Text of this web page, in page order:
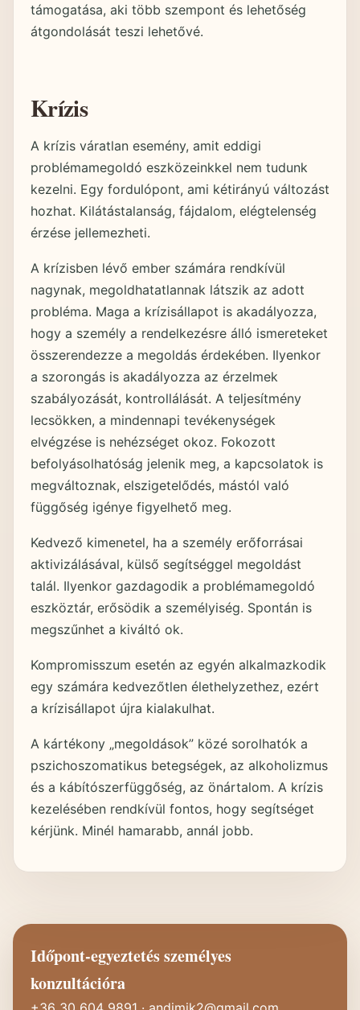
támogatása, aki több szempont és lehetőség
átgondolását teszi lehetővé.
Krízis
A krízis váratlan esemény, amit eddigi
problémamegoldó eszközeinkkel nem tudunk
kezelni. Egy fordulópont, ami kétirányú változást
hozhat. Kilátástalanság, fájdalom, elégtelenség
érzése jellemezheti.
A krízisben lévő ember számára rendkívül
nagynak, megoldhatatlannak látszik az adott
probléma. Maga a krízisállapot is akadályozza,
hogy a személy a rendelkezésre álló ismereteket
összerendezze a megoldás érdekében. Ilyenkor
a szorongás is akadályozza az érzelmek
szabályozását, kontrollálását. A teljesítmény
lecsökken, a mindennapi tevékenységek
elvégzése is nehézséget okoz. Fokozott
befolyásolhatóság jelenik meg, a kapcsolatok is
megváltoznak, elszigetelődés, mástól való
függőség igénye figyelhető meg.
Kedvező kimenetel, ha a személy erőforrásai
aktivizálásával, külső segítséggel megoldást
talál. Ilyenkor gazdagodik a problémamegoldó
eszköztár, erősödik a személyiség. Spontán is
megszűnhet a kiváltó ok.
Kompromisszum esetén az egyén alkalmazkodik
egy számára kedvezőtlen élethelyzethez, ezért
a krízisállapot újra kialakulhat.
A kártékony „megoldások” közé sorolhatók a
pszichoszomatikus betegségek, az alkoholizmus
és a kábítószerfüggőség, az önártalom. A krízis
kezelésében rendkívül fontos, hogy segítséget
kérjünk. Minél hamarabb, annál jobb.
Időpont-egyeztetés személyes
konzultációra